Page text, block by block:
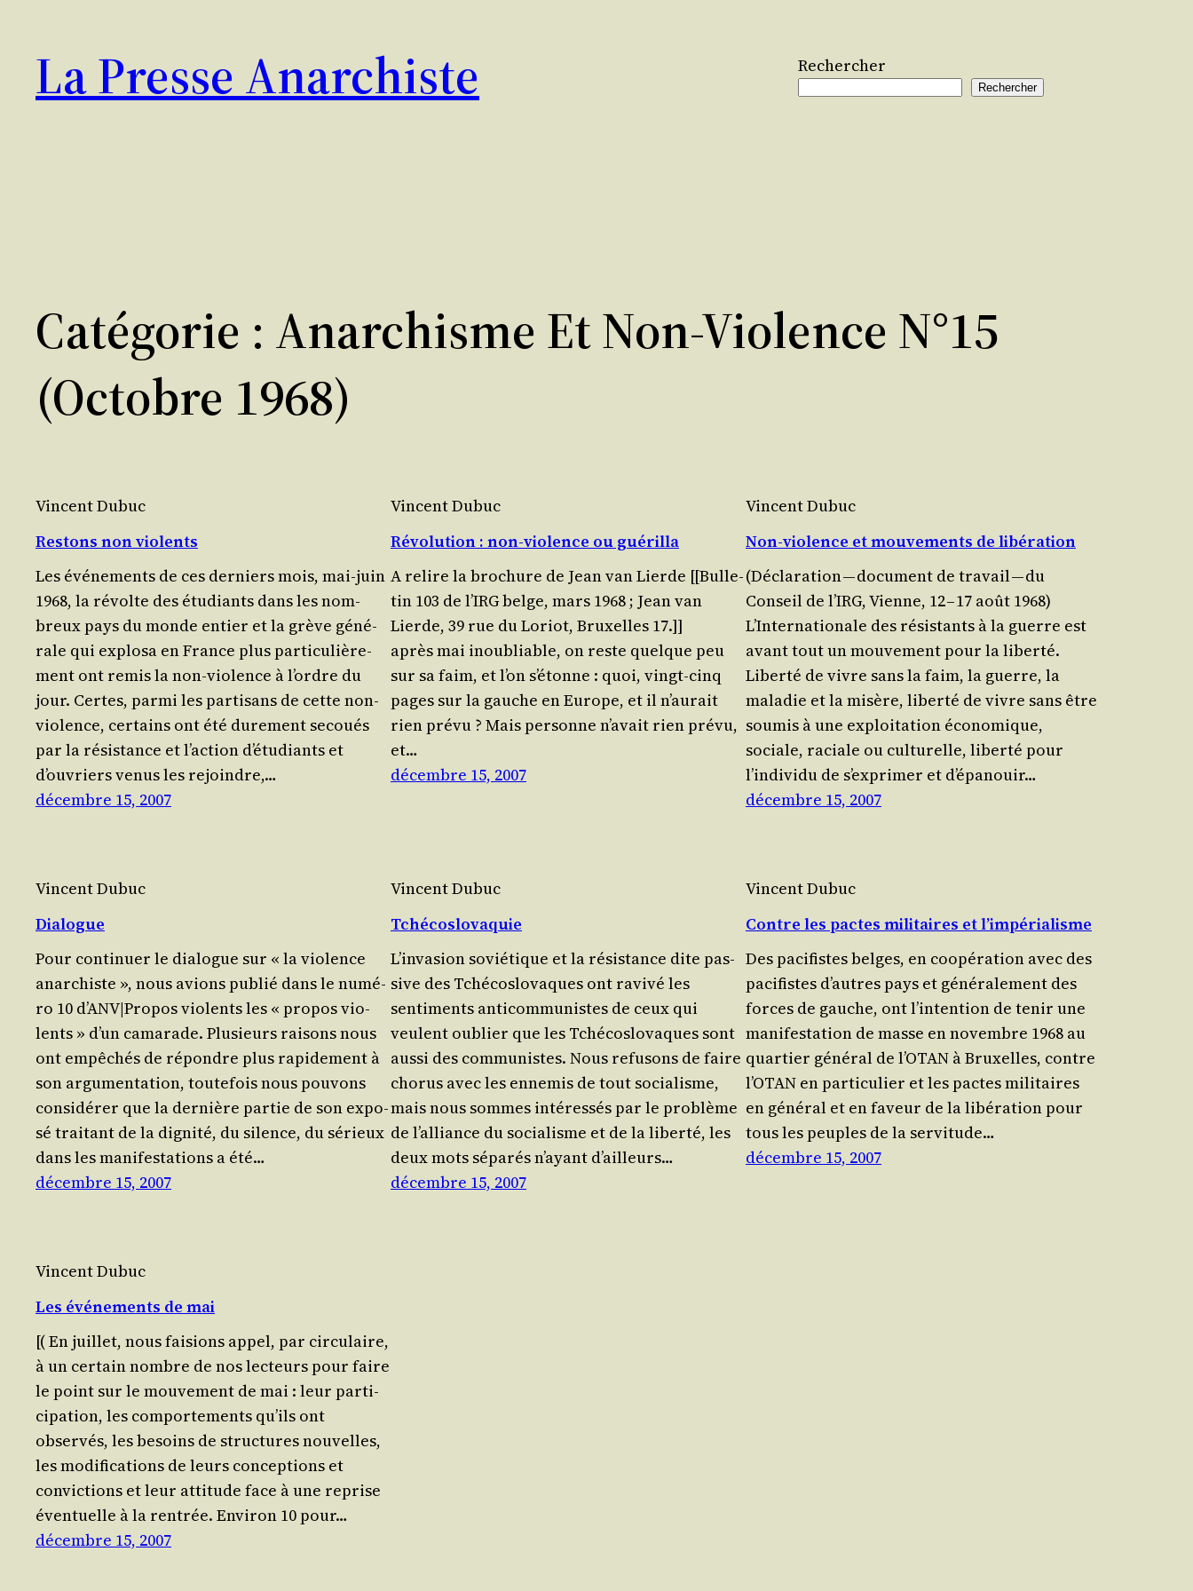
contenu
La Presse Anarchiste Rechercher
Rechercher
Catégorie : Anarchisme Et Non-Violence N°15
(octobre 1968)
Vincent Dubuc
Restons non violents
Les évé­ne­ments de ces der­niers mois, mai-juin
1968, la révolte des étu­diants dans les nom­
breux pays du monde entier et la grève géné­
rale qui explo­sa en France plus par­ti­cu­liè­re­
ment ont remis la non-vio­lence à l’ordre du
jour. Certes, par­mi les par­ti­sans de cette non-
violence, cer­tains ont été dure­ment secoués
par la résis­tance et l’action d’étudiants et
d’ouvriers venus les rejoindre,…
décembre 15, 2007
Vincent Dubuc
Révolution : non-violence ou guérilla
A relire la bro­chure de Jean van Lierde [[Bul­le­
tin 103 de l’IRG belge, mars 1968 ; Jean van
Lierde, 39 rue du Loriot, Bruxelles 17.]]
après mai inou­bliable, on reste quelque peu
sur sa faim, et l’on s’étonne : quoi, vingt-cinq
pages sur la gauche en Europe, et il n’aurait
rien prévu ? Mais per­sonne n’avait rien pré­vu,
et…
décembre 15, 2007
Vincent Dubuc
Non-violence et mouvements de libération
(Décla­ra­tion — docu­ment de tra­vail — du
Conseil de l’IRG, Vienne, 12 – 17 août 1968)
L’Internationale des résis­tants à la guerre est
avant tout un mouvement pour la liber­té.
Liber­té de vivre sans la faim, la guerre, la
mala­die et la misère, liber­té de vivre sans être
sou­mis à une exploi­ta­tion économique,
sociale, raciale ou cultu­relle, liber­té pour
l’individu de s’exprimer et d’épanouir…
décembre 15, 2007
Vincent Dubuc
Dialogue
Pour conti­nuer le dia­logue sur « la vio­lence
anar­chiste », nous avions publié dans le numé­
ro 10 d’ANV|Propos vio­lents les « propos vio­
lents » d’un cama­rade. Plu­sieurs rai­sons nous
ont empêchés de répondre plus rapi­de­ment à
son argumentation, tou­te­fois nous pou­vons
consi­dé­rer que la dernière par­tie de son expo­
sé trai­tant de la digni­té, du silence, du sérieux
dans les mani­fes­ta­tions a été…
décembre 15, 2007
Vincent Dubuc
Tchécoslovaquie
L’invasion sovié­tique et la résis­tance dite pas­
sive des Tché­co­slo­vaques ont ravi­vé les
sentiments anti­com­mu­nistes de ceux qui
veulent oublier que les Tchécoslovaques sont
aus­si des com­mu­nistes. Nous refu­sons de faire
cho­rus avec les enne­mis de tout socia­lisme,
mais nous sommes intéressés par le pro­blème
de l’alliance du socia­lisme et de la liber­té, les
deux mots sépa­rés n’ayant d’ailleurs…
décembre 15, 2007
Vincent Dubuc
Contre les pactes militaires et l’impérialisme
Des paci­fistes belges, en coopé­ra­tion avec des
paci­fistes d’autres pays et géné­ra­le­ment des
forces de gauche, ont l’intention de tenir une
mani­fes­ta­tion de masse en novembre 1968 au
quar­tier géné­ral de l’OTAN à Bruxelles, contre
l’OTAN en par­ti­cu­lier et les pactes mili­taires
en général et en faveur de la libé­ra­tion pour
tous les peuples de la ser­vi­tude…
décembre 15, 2007
Vincent Dubuc
Les événements de mai
[( En juillet, nous fai­sions appel, par cir­cu­laire,
à un certain nombre de nos lec­teurs pour faire
le point sur le mou­ve­ment de mai : leur par­ti­
ci­pa­tion, les com­por­te­ments qu’ils ont
observés, les besoins de struc­tures nou­velles,
les modi­fi­ca­tions de leurs concep­tions et
convic­tions et leur atti­tude face à une reprise
éven­tuelle à la rentrée. Envi­ron 10 pour…
décembre 15, 2007